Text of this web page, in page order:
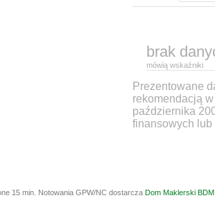
brak
mówią wskaźniki
Prezentowane
rekomendacją
października
finansowych lub
15 min. Notowania GPW/NC dostarcza Dom Maklerski